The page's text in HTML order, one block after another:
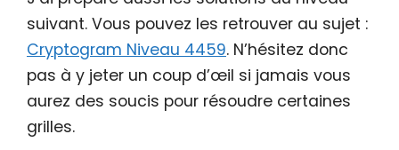
suivant. Vous pouvez les retrouver au sujet :
Cryptogram Niveau 4459. N’hésitez donc
pas à y jeter un coup d’œil si jamais vous
aurez des soucis pour résoudre certaines
grilles.